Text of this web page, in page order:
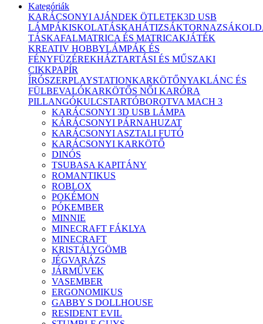
Kategóriák
KARÁCSONYI AJÁNDEK ÖTLETEK3D USB
LÁMPÁKISKOLATÁSKAHÁTIZSÁKTORNAZSÁK
TÁSKAFALMATRICA ÉS MATRICAKJÁTÉK
KREATIV HOBBYLÁMPÁK ÉS
FÉNYFÜZÉREKHÁZTARTÁSI ÉS MŰSZAKI
CIKKPAPÍR
ÍRÓSZERPLAYSTATIONKARKÖTŐNYAKLÁNC ÉS
FÜLBEVALÓKARKÖTŐS NŐI KARÓRA
PILLANGÓKULCSTARTÓBOROTVA MACH 3
KARÁCSONYI 3D USB LÁMPA
KÁRÁCSONYI PÁRNAHUZAT
KARÁCSONYI ASZTALI FUTÓ
KARÁCSONYI KARKÖTŐ
DINÓS
TSUBASA KAPITÁNY
ROMANTIKUS
ROBLOX
POKÉMON
PÓKEMBER
MINNIE
MINECRAFT FÁKLYA
MINECRAFT
KRISTÁLYGÖMB
JÉGVARÁZS
JÁRMŰVEK
VASEMBER
ERGONOMIKUS
GABBY S DOLLHOUSE
RESIDENT EVIL